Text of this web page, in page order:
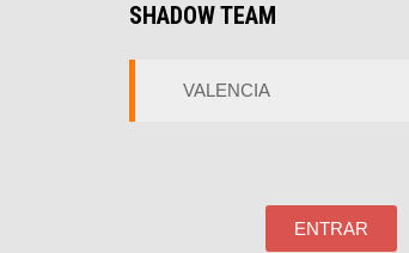
SHADOW TEAM
VALENCIA
ENTRAR